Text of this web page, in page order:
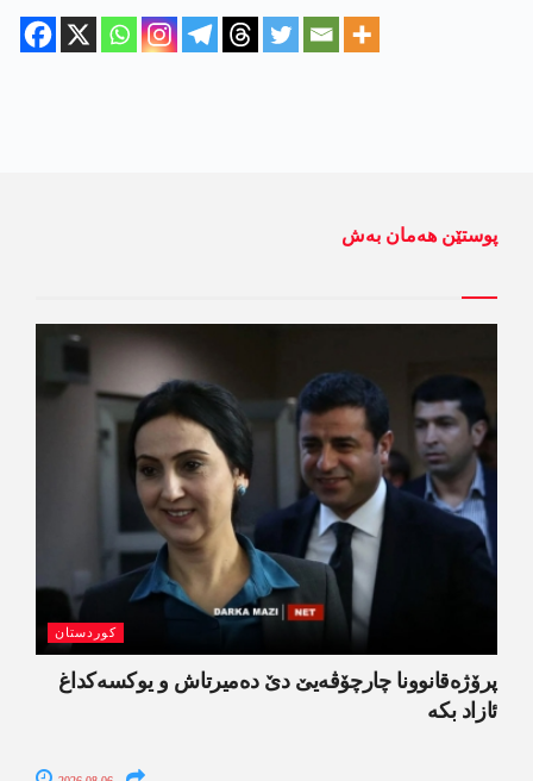
پوستێن ھەمان بەش
کوردستان
پرۆژەقانوونا چارچۆڤەیێ دێ دەمیرتاش و یوکسەکداغ
ئازاد بکە